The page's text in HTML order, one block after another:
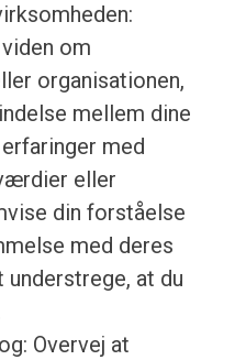
om
organisationen,
mellem dine
med
eller
din forståelse
med deres
at du
Overvej at